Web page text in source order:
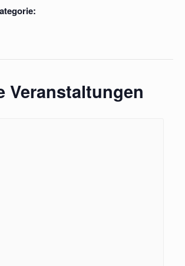
Veranstaltungen